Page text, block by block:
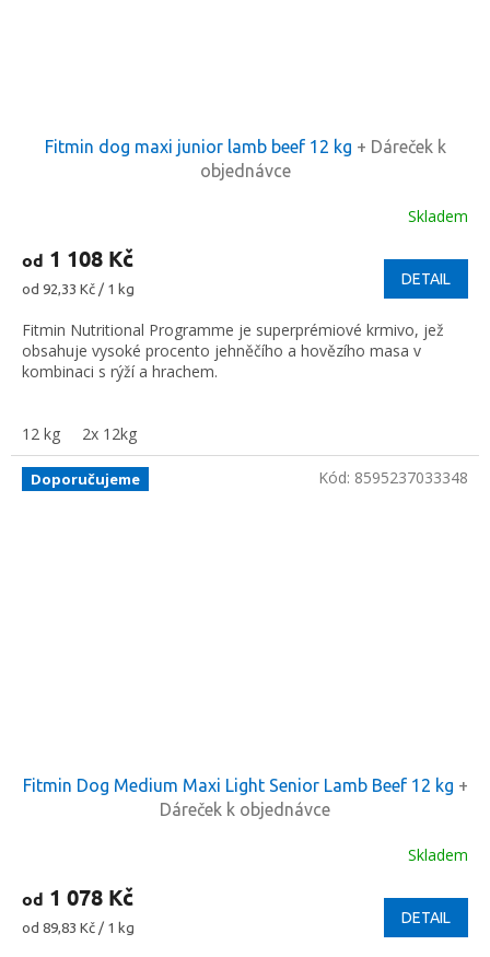
Fitmin dog maxi junior lamb beef 12 kg + Dáreček k
objednávce
Skladem
od 1 108 Kč
Měrná
od 92,33 Kč / 1 kg
DETAIL
Fitmin Nutritional Programme je superprémiové krmivo, jež
obsahuje vysoké procento jehněčího a hovězího masa v
kombinaci s rýží a hrachem.
12 kg 2x 12kg
Doporučujeme
Fitmin Dog Medium Maxi Light Senior Lamb Beef 12 kg +
Dáreček k objednávce
Skladem
od 1 078 Kč
Měrná
od 89,83 Kč / 1 kg
DETAIL
Kód: 8595237033348